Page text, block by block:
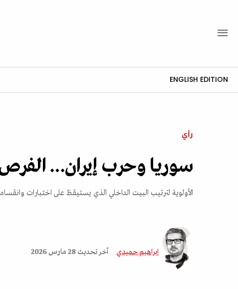
ENGLISH EDITION
رأي
سوريا وحرب إيران… الفرص
الأولوية لترتيب البيت الداخلي الذي يستيقظ على اختبارات
إبراهيم حميدي آخر تحديث 28 مارس 2026